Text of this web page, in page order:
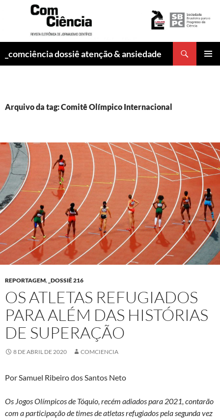
_comciência dossiê atenção & ansiedade
Arquivo da tag: Comitê Olímpico Internacional
REPORTAGEM, _DOSSIÊ 216
OS ATLETAS REFUGIADOS
PARA ALÉM DAS HISTÓRIAS
DE SUPERAÇÃO
8 DE ABRIL DE 2020 COMCIENCIA
Por Samuel Ribeiro dos Santos Neto
Os Jogos Olímpicos de Tóquio, recém adiados para 2021, contarão
com a participação de times de atletas refugiados pela segunda vez